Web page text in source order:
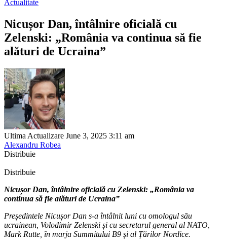
Actualitate
Nicușor Dan, întâlnire oficială cu
Zelenski: „România va continua să fie
alături de Ucraina”
Ultima Actualizare June 3, 2025 3:11 am
Alexandru Robea
Distribuie
Distribuie
Nicușor Dan, întâlnire oficială cu Zelenski: „România va
continua să fie alături de Ucraina”
Președintele Nicușor Dan s-a întâlnit luni cu omologul său
ucrainean, Volodimir Zelenski și cu secretarul general al NATO,
Mark Rutte, în marja Summitului B9 și al Țărilor Nordice.